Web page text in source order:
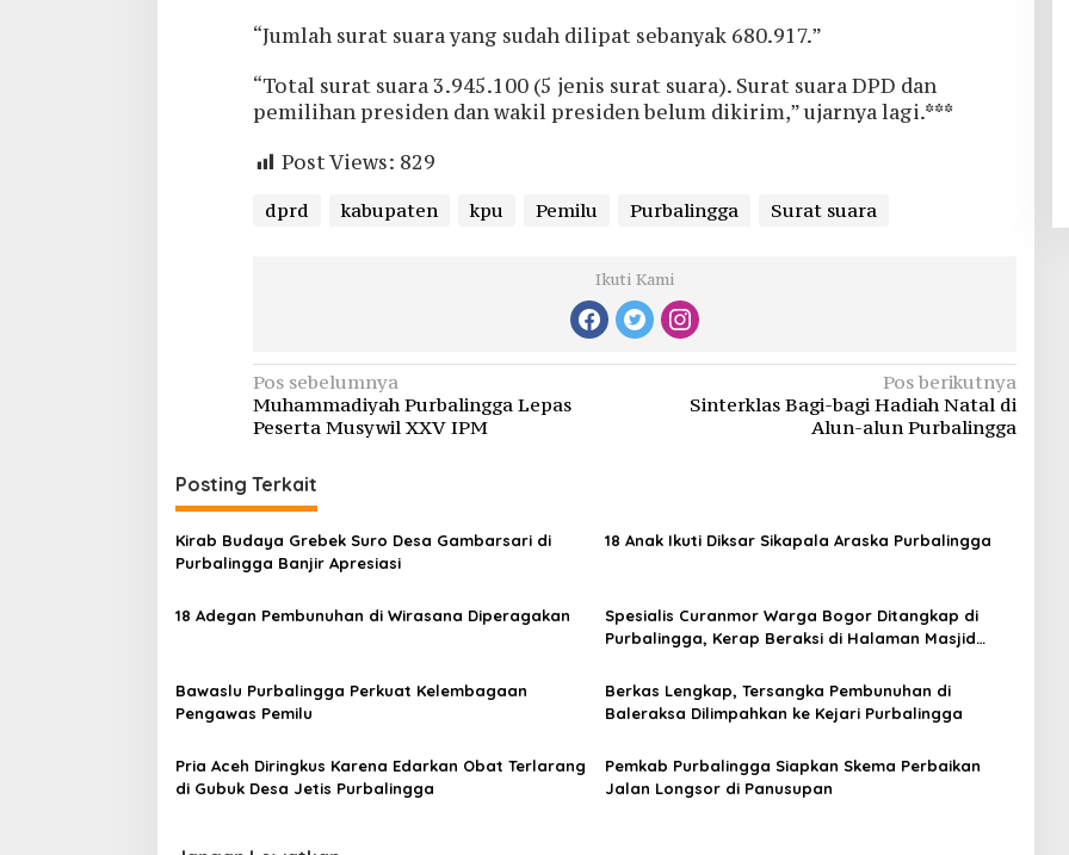
“Jumlah surat suara yang sudah dilipat sebanyak 680.917.”
“Total surat suara 3.945.100 (5 jenis surat suara). Surat suara DPD dan
pemilihan presiden dan wakil presiden belum dikirim,” ujarnya lagi.***
Post Views: 829
dprd kabupaten kpu Pemilu Purbalingga Surat suara
Ikuti Kami
Navigasi
pos
Pos sebelumnya
Muhammadiyah Purbalingga Lepas
Peserta Musywil XXV IPM
Pos berikutnya
Sinterklas Bagi-bagi Hadiah Natal di
Alun-alun Purbalingga
Posting Terkait
Kirab Budaya Grebek Suro Desa Gambarsari di
Purbalingga Banjir Apresiasi
18 Anak Ikuti Diksar Sikapala Araska Purbalingga
18 Adegan Pembunuhan di Wirasana Diperagakan
Spesialis Curanmor Warga Bogor Ditangkap di
Purbalingga, Kerap Beraksi di Halaman Masjid
Bawaslu Purbalingga Perkuat Kelembagaan
Pengawas Pemilu
Berkas Lengkap, Tersangka Pembunuhan di
Baleraksa Dilimpahkan ke Kejari Purbalingga
Pria Aceh Diringkus Karena Edarkan Obat Terlarang
di Gubuk Desa Jetis Purbalingga
Pemkab Purbalingga Siapkan Skema Perbaikan
Jalan Longsor di Panusupan